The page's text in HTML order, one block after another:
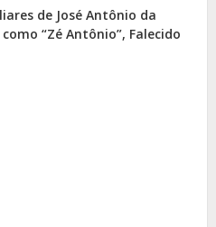
de José Antônio da
“Zé Antônio”, Falecido